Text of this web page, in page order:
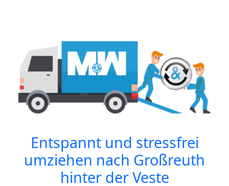
Entspannt und stressfrei
umziehen nach Großreuth
hinter der Veste